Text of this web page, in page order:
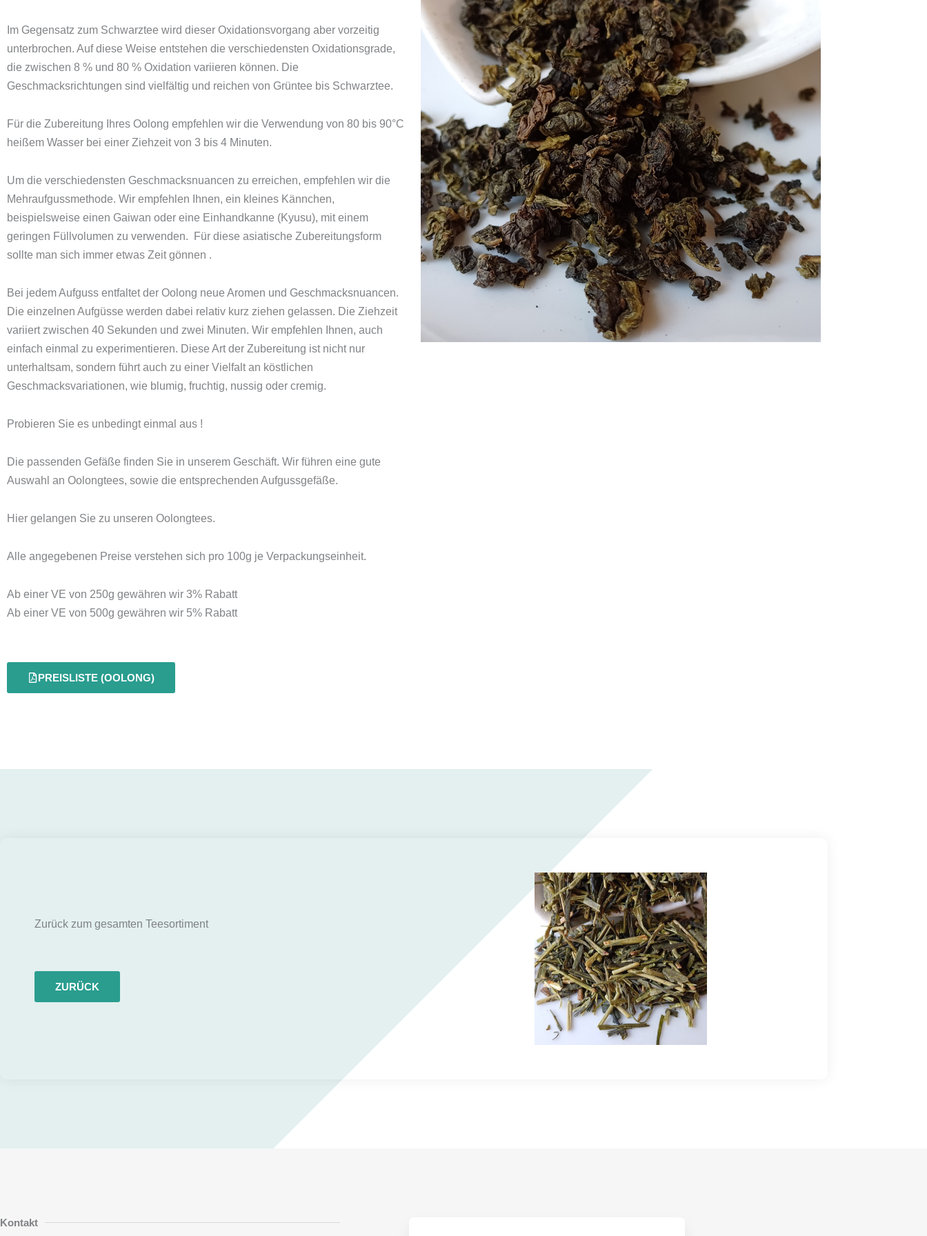
Im Gegensatz zum Schwarztee wird dieser Oxidationsvorgang aber vorzeitig
unterbrochen. Auf diese Weise entstehen die verschiedensten Oxidationsgrade,
die zwischen 8 % und 80 % Oxidation variieren können. Die
Geschmacksrichtungen sind vielfältig und reichen von Grüntee bis Schwarztee.
Für die Zubereitung Ihres Oolong empfehlen wir die Verwendung von 80 bis 90°C
heißem Wasser bei einer Ziehzeit von 3 bis 4 Minuten.
Um die verschiedensten Geschmacksnuancen zu erreichen, empfehlen wir die
Mehraufgussmethode. Wir empfehlen Ihnen, ein kleines Kännchen,
beispielsweise einen Gaiwan oder eine Einhandkanne (Kyusu), mit einem
geringen Füllvolumen zu verwenden. Für diese asiatische Zubereitungsform
sollte man sich immer etwas Zeit gönnen .
Bei jedem Aufguss entfaltet der Oolong neue Aromen und Geschmacksnuancen.
Die einzelnen Aufgüsse werden dabei relativ kurz ziehen gelassen. Die Ziehzeit
variiert zwischen 40 Sekunden und zwei Minuten. Wir empfehlen Ihnen, auch
einfach einmal zu experimentieren. Diese Art der Zubereitung ist nicht nur
unterhaltsam, sondern führt auch zu einer Vielfalt an köstlichen
Geschmacksvariationen, wie blumig, fruchtig, nussig oder cremig.
Probieren Sie es unbedingt einmal aus !
Die passenden Gefäße finden Sie in unserem Geschäft. Wir führen eine gute
Auswahl an Oolongtees, sowie die entsprechenden Aufgussgefäße.
Hier gelangen Sie zu unseren Oolongtees.
Alle angegebenen Preise verstehen sich pro 100g je Verpackungseinheit.
Ab einer VE von 250g gewähren wir 3% Rabatt
Ab einer VE von 500g gewähren wir 5% Rabatt
PREISLISTE (OOLONG)
Zurück zum gesamten Teesortiment
ZURÜCK
Kontakt